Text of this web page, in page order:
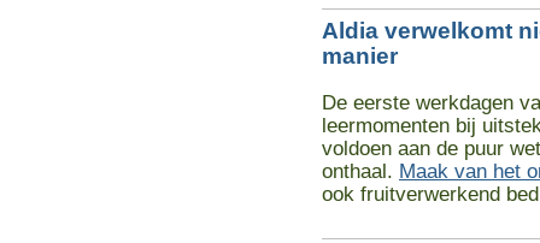
Aldia verwelkomt
manier
De eerste werkdagen
leermomenten bij
voldoen aan de puur
onthaal. Maak van het
ook fruitverwerkend